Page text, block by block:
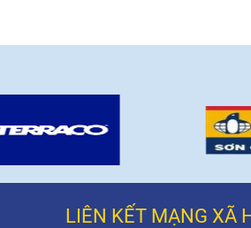
LIÊN KẾT MẠNG XÃ